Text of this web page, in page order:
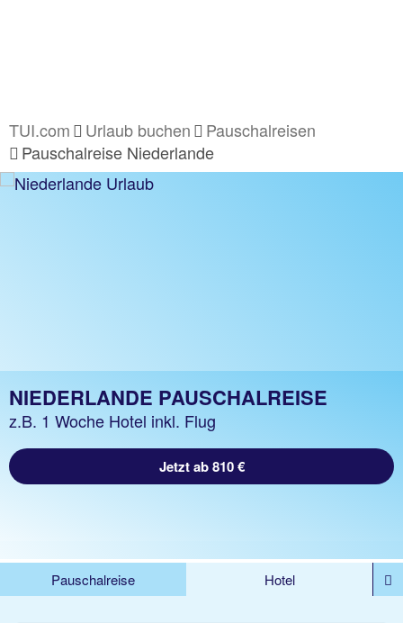
TUI.com Urlaub buchen
Pauschalreisen
Pauschalreise Niederlande
NIEDERLANDE PAUSCHALREISE
z.B. 1 Woche Hotel inkl. Flug
Jetzt ab 810 €
Pauschalreise
Hotel